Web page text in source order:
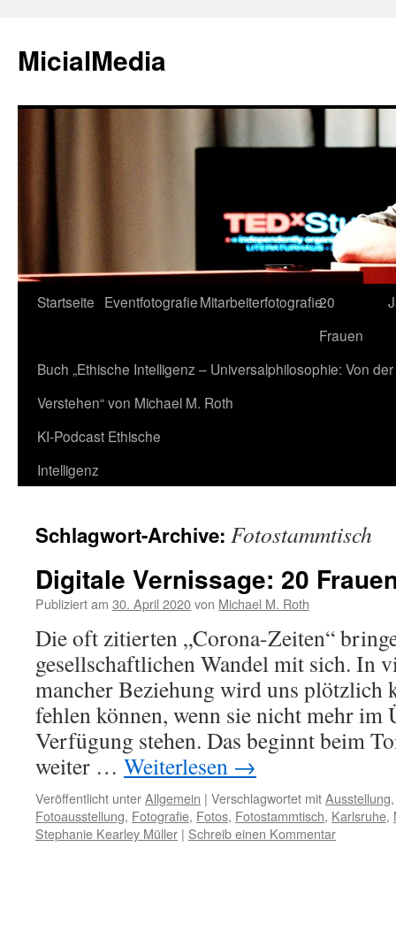
MicialMedia
Zum
springen
Startseite EventfotografieMitarbeiterfotografie20
Frauen
Buch „Ethische Intelligenz – Universalphilosophie: Von
Verstehen“ von Michael M. Roth
KI-Podcast Ethische
Intelligenz
Schlagwort-Archive: Fotostammtisch
Digitale Vernissage: 20
Publiziert am 30. April 2020von Michael M. Roth
Die oft zitierten „Corona-Zeiten“
gesellschaftlichen Wandel mit sich. In
mancher Beziehung wird uns plötzlich
fehlen können, wenn sie nicht mehr im
Verfügung stehen. Das beginnt beim
weiter … Weiterlesen →
Veröffentlicht unterAllgemein | Verschlagwortet mitAusstellung
Fotoausstellung, Fotografie, Fotos, Fotostammtisch, Karlsruhe,
Stephanie Kearley Müller | Schreib einen Kommentar